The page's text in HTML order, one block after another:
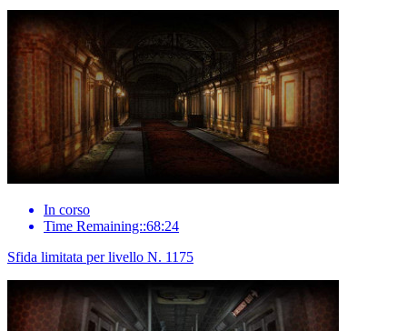
In corso
Time Remaining::68:24
Sfida limitata per livello N. 1175